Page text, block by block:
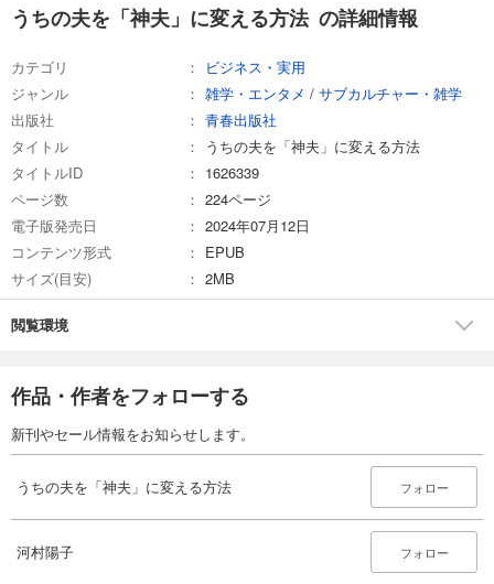
うちの夫を「神夫」に変える方法 の詳細情報
カテゴリ
ビジネス・実用
ジャンル
雑学・エンタメ / サブカルチャー・雑学
出版社
青春出版社
タイトル
うちの夫を「神夫」に変える方法
タイトルID
1626339
ページ数
224ページ
電子版発売日
2024年07月12日
コンテンツ形式
EPUB
サイズ(目安)
2MB
閲覧環境
作品・作者をフォローする
新刊やセール情報をお知らせします。
うちの夫を「神夫」に変える方法 フォロー
河村陽子 フォロー